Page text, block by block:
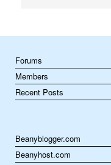
Forums
Members
Recent Posts
Beanyblogger.com
Beanyhost.com